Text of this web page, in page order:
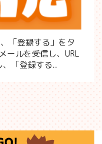
「登録する」をタ
ルを受信し、URL
「登録する...